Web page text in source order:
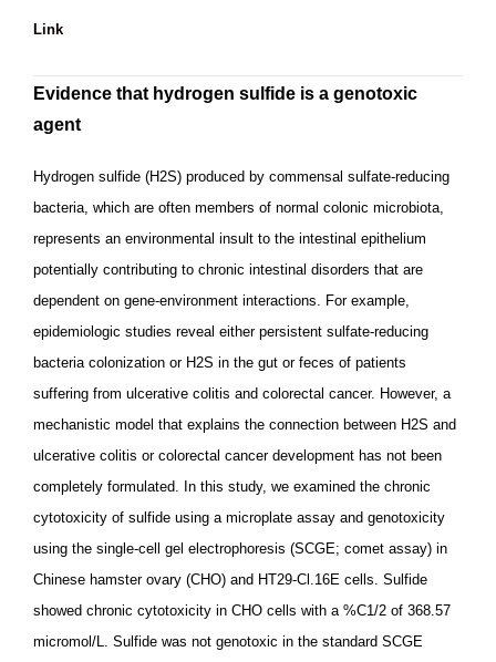
Link
Evidence that hydrogen sulfide is a genotoxic
agent
Hydrogen sulfide (H2S) produced by commensal sulfate-reducing
bacteria, which are often members of normal colonic microbiota,
represents an environmental insult to the intestinal epithelium
potentially contributing to chronic intestinal disorders that are
dependent on gene-environment interactions. For example,
epidemiologic studies reveal either persistent sulfate-reducing
bacteria colonization or H2S in the gut or feces of patients
suffering from ulcerative colitis and colorectal cancer. However, a
mechanistic model that explains the connection between H2S and
ulcerative colitis or colorectal cancer development has not been
completely formulated. In this study, we examined the chronic
cytotoxicity of sulfide using a microplate assay and genotoxicity
using the single-cell gel electrophoresis (SCGE; comet assay) in
Chinese hamster ovary (CHO) and HT29-Cl.16E cells. Sulfide
showed chronic cytotoxicity in CHO cells with a %C1/2 of 368.57
micromol/L. Sulfide was not genotoxic in the standard SCGE